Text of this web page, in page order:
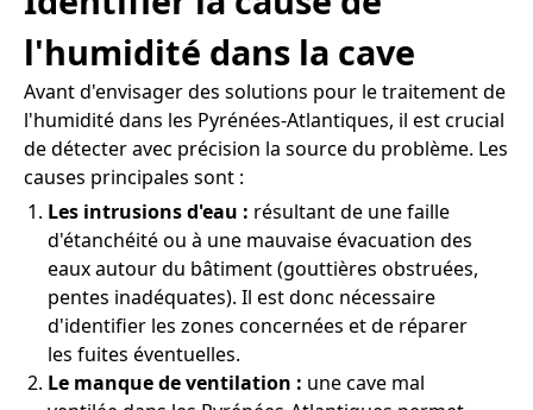
l'humidité dans la cave
Avant d'envisager des solutions pour le traitement de
l'humidité dans les Pyrénées-Atlantiques, il est crucial
de détecter avec précision la source du problème. Les
causes principales sont :
Les intrusions d'eau : résultant de une faille
d'étanchéité ou à une mauvaise évacuation des
eaux autour du bâtiment (gouttières obstruées,
pentes inadéquates). Il est donc nécessaire
d'identifier les zones concernées et de réparer
les fuites éventuelles.
Le manque de ventilation : une cave mal